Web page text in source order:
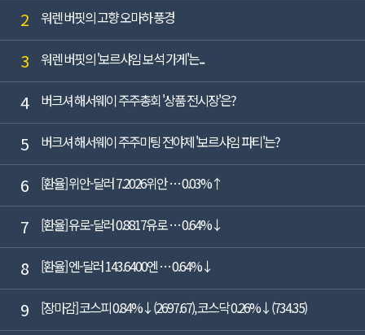
2 워렌 버핏의 고향 오마하 풍경
3 워렌 버핏의 '보르샤임 보석 가게'는...
4 버크셔 해서웨이 주주총회 '상품 전시장'은?
5 버크셔 해서웨이 주주미팅 전야제 '보르샤임 파티'는?
6 [환율] 위안-달러 7.2026위안 … 0.03%↑
7 [환율] 유로-달러 0.8817유로 … 0.64%↓
8 [환율] 엔-달러 143.6400엔 … 0.64%↓
9 [장마감] 코스피 0.84%↓(2697.67), 코스닥 0.26%↓(734.35)